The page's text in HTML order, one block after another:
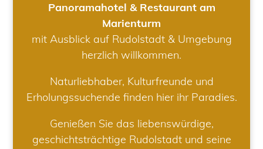
Panoramahotel & Restaurant am
Marienturm
mit Ausblick auf Rudolstadt & Umgebung
herzlich willkommen.
Naturliebhaber, Kulturfreunde und
Erholungssuchende finden hier ihr Paradies.
Genießen Sie das liebenswürdige,
geschichtsträchtige Rudolstadt und seine